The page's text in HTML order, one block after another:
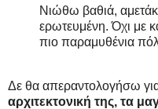
Νιώθω βαθιά,
ερωτευμένη. Όχι με
πιο παραμυθένια
Δε θα απεραντολογήσω για
αρχιτεκτονική της, τα